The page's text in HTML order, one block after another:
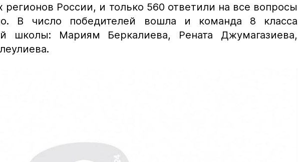
регионов России, и только 560 ответили на все вопросы
В число победителей вошла и команда 8 класса
школы: Мариям Беркалиева, Рената Джумагазиева,